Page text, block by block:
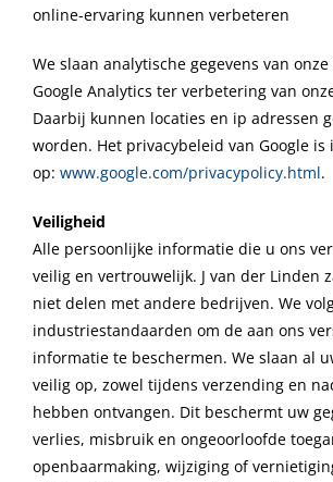
online-ervaring kunnen verbeteren
We slaan analytische gegevens van
Google Analytics ter verbetering van
Daarbij kunnen locaties en ip adressen
worden. Het privacybeleid van Google is
op: www.google.com/privacypolicy.html.
Veiligheid
Alle persoonlijke informatie die u ons
veilig en vertrouwelijk. J van der Linden
niet delen met andere bedrijven. We
industriestandaarden om de aan ons
informatie te beschermen. We slaan al
veilig op, zowel tijdens verzending en
hebben ontvangen. Dit beschermt uw
verlies, misbruik en ongeoorloofde
openbaarmaking, wijziging of